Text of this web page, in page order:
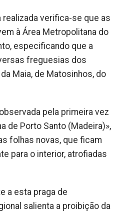
verifica-se que as
à Área Metropolitana do
especificando que a
freguesias dos
Maia, de Matosinhos, do
pela primeira vez
de Porto Santo (Madeira)»,
folhas novas, que ficam
para o interior, atrofiadas
a esta praga de
salienta a proibição da